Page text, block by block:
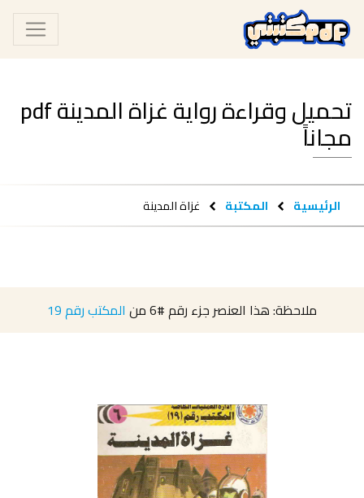
تحميل وقراءة رواية غزاة المدينة pdf
مجاناً
الرئيسية المكتبة غزاة المدينة
ملاحظة: هذا العنصر جزء رقم#6 من المكتب رقم 19